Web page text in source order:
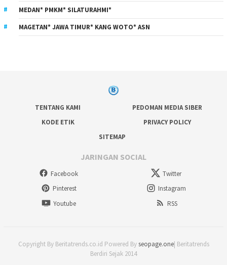
MEDAN* PMKM* SILATURAHMI*
MAGETAN* JAWA TIMUR* KANG WOTO* ASN
TENTANG KAMI
PEDOMAN MEDIA SIBER
KODE ETIK
PRIVACY POLICY
SITEMAP
JARINGAN SOCIAL
Facebook
Twitter
Pinterest
Instagram
Youtube
RSS
Copyright By Beritatrends.co.id Powered Byseopage.one| Beritatrends
Berdiri Sejak 2014